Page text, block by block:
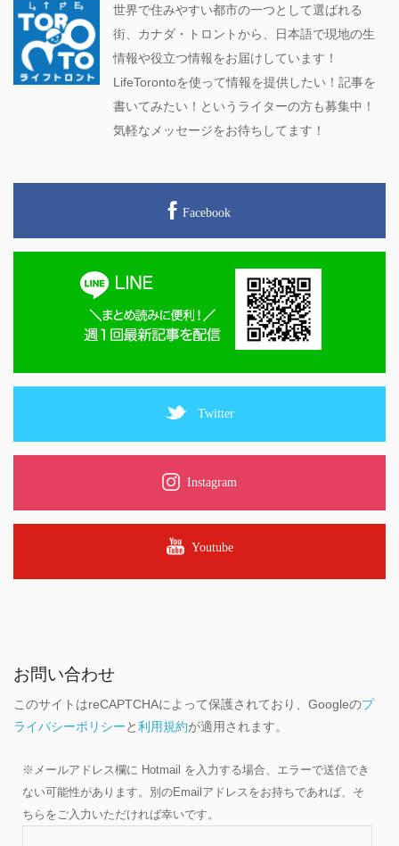
世界で住みやすい都市の一つとして選ばれる
街、カナダ・トロントから、日本語で現地の生
情報や役立つ情報をお届けしています！
LifeTorontoを使って情報を提供したい！記事を
書いてみたい！というライターの方も募集中！
気軽なメッセージをお待ちしてます！
Facebook
Twitter
Instagram
Youtube
お問い合わせ
このサイトはreCAPTCHAによって保護されており、Googleのプ
ライバシーポリシーと利用規約が適用されます。
※メールアドレス欄に Hotmail を入力する場合、エラーで送信でき
ない可能性があります。別のEmailアドレスをお持ちであれば、そ
ちらをご入力いただければ幸いです。